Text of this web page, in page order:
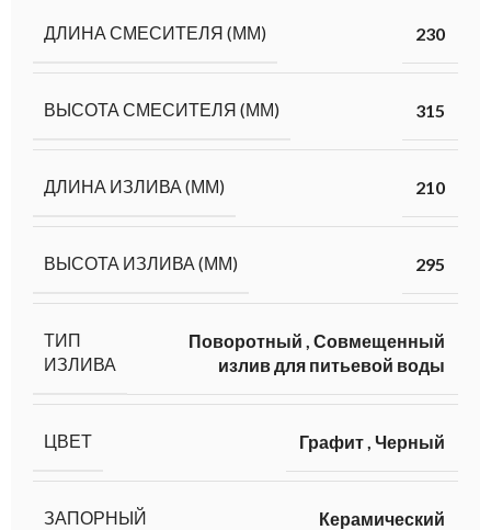
ДЛИНА СМЕСИТЕЛЯ (ММ) 230
ВЫСОТА СМЕСИТЕЛЯ (ММ) 315
ДЛИНА ИЗЛИВА (ММ) 210
ВЫСОТА ИЗЛИВА (ММ) 295
ТИП
ИЗЛИВА
Поворотный , Совмещенный
излив для питьевой воды
ЦВЕТ Графит, Черный
ЗАПОРНЫЙ
Керамический